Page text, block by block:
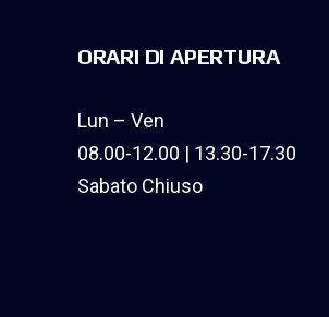
ORARI DI APERTURA
Lun – Ven
08.00-12.00 | 13.30-17.30
Sabato Chiuso